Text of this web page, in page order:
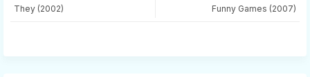
Funny Games (2007)
They (2002)